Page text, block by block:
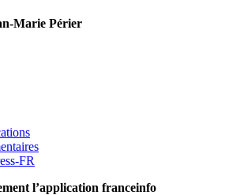
Marie Périer
FR
l’application franceinfo